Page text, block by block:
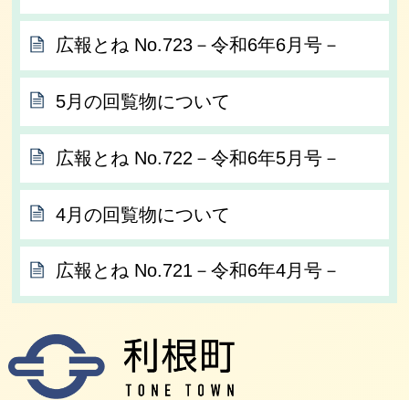
広報とね No.723－令和6年6月号－
5月の回覧物について
広報とね No.722－令和6年5月号－
4月の回覧物について
広報とね No.721－令和6年4月号－